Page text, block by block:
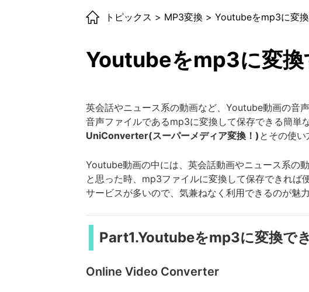
トピックス > MP3変換 > Youtubeをmp3に変
Youtubeをmp3に変換
英会話やニュース系の動画など、Youtube動画の音
音声ファイルであるmp3に変換して保存できる簡単
UniConverter(スーパーメディア変換！) とその使い
Youtube動画の中には、英会話動画やニュース系の
と思った時、mp3ファイルに変換して保存できれば
サービスが多いので、気兼ねなく利用できるのが魅力
Part1.Youtubeをmp3に変換で
Online Video Converter